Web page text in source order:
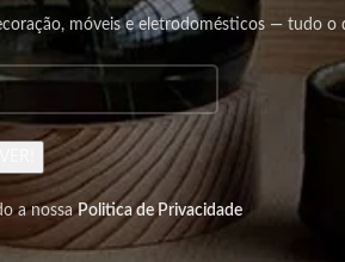
móveis e eletrodomésticos — tudo o
a nossaPolitica de Privacidade